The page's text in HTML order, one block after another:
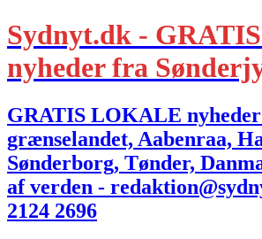
Sydnyt.dk -
nyheder fra
GRATIS LOKALE
grænselandet, Aabenraa,
Sønderborg, Tønder,
af verden -
2124 2696